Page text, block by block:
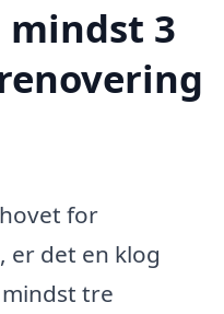
3
for
er det en klog
tre